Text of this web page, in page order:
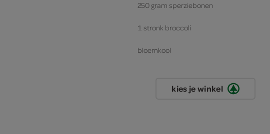
250 gram sperziebonen
1 stronk broccoli
bloemkool
kies je winkel